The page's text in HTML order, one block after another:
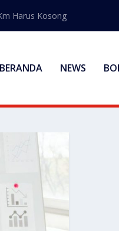
Harus Kosong
BERANDA NEWS